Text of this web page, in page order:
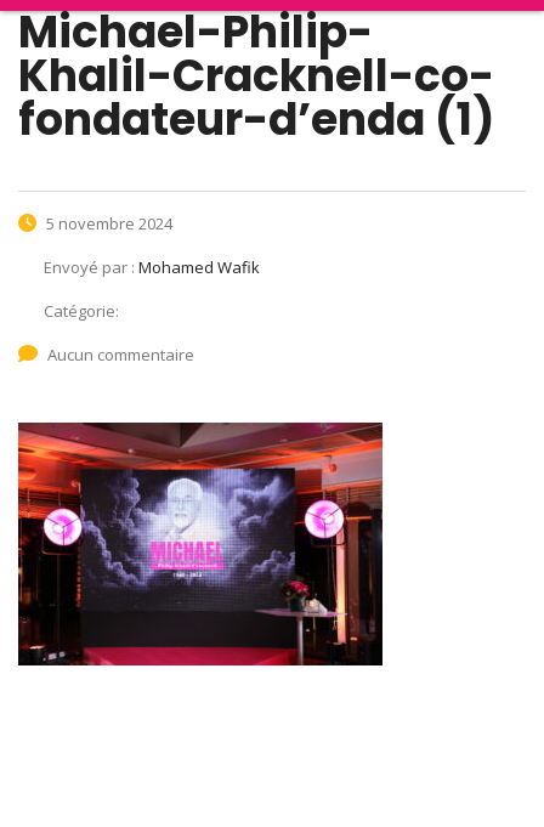
Michael-Philip-
Khalil-Cracknell-co-
fondateur-d’enda (1)
5 novembre 2024
Envoyé par : Mohamed Wafik
Catégorie:
Aucun commentaire